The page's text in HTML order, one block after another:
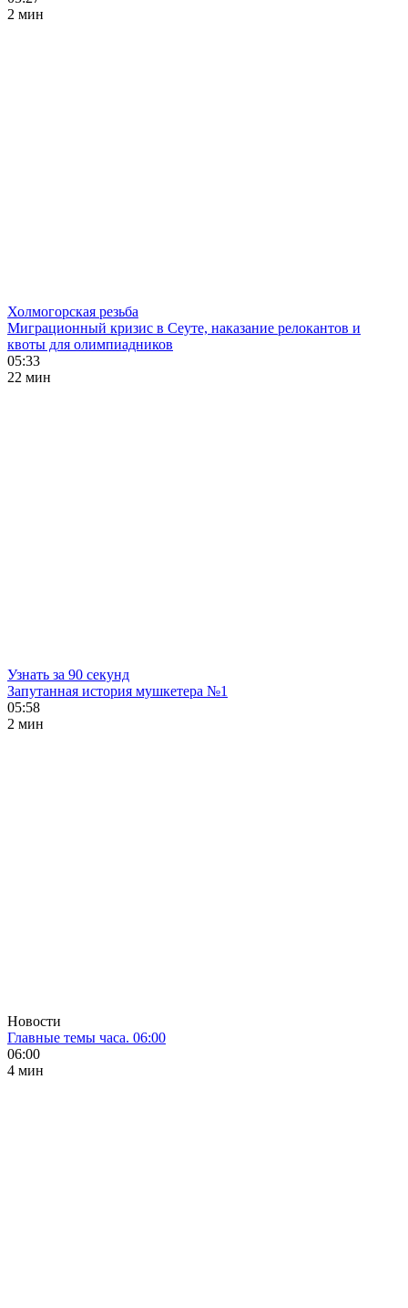
2 мин
Холмогорская резьба
Миграционный кризис в Сеуте, наказание релокантов и
квоты для олимпиадников
05:33
22 мин
Узнать за 90 секунд
Запутанная история мушкетера №1
05:58
2 мин
Новости
Главные темы часа. 06:00
06:00
4 мин